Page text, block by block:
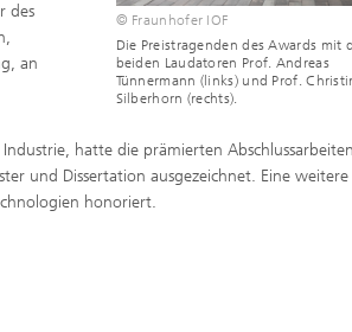
des
an
© Fraunhofer IOF
Die Preistragenden des Awards mit
beiden Laudatoren Prof. Andreas
Tünnermann (links) und Prof.
Silberhorn (rechts).
hatte die prämierten
und Dissertation ausgezeichnet. Eine
honoriert.